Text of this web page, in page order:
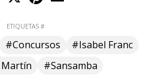
ETIQUETAS #
#Concursos
#Isabel Franc
#Sansamba